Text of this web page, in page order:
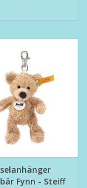
Fynn - Steiff